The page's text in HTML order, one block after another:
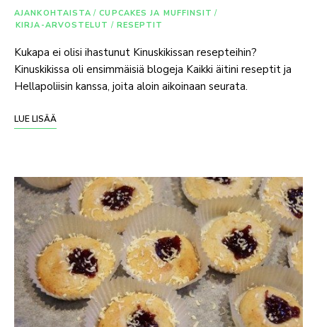
AJANKOHTAISTA / CUPCAKES JA MUFFINSIT /
KIRJA-ARVOSTELUT / RESEPTIT
Kukapa ei olisi ihastunut Kinuskikissan resepteihin?
Kinuskikissa oli ensimmäisiä blogeja Kaikki äitini reseptit ja
Hellapoliisin kanssa, joita aloin aikoinaan seurata.
LUE LISÄÄ